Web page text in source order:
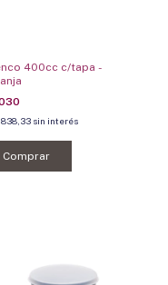
400cc c/tapa -
sin interés
Comprar